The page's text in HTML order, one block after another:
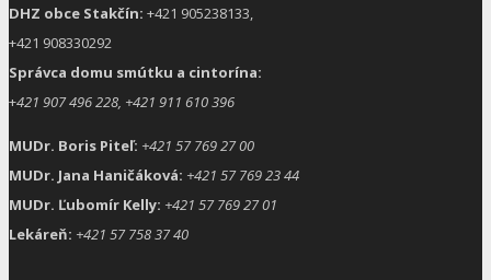
DHZ obce Stakčín: +421 905238133,
+421 908330292
Správca domu smútku a cintorína:
+421 907 496 228, +421 911 610 396
MUDr. Boris Piteľ: +421 57 769 27 00
MUDr. Jana Haničáková: +421 57 769 23 44
MUDr. Ľubomír Kelly: +421 57 769 27 01
Lekáreň: +421 57 758 37 40